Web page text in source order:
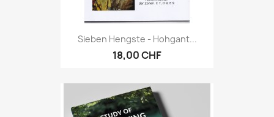
Sieben Hengste - Hohgant...
18,00 CHF